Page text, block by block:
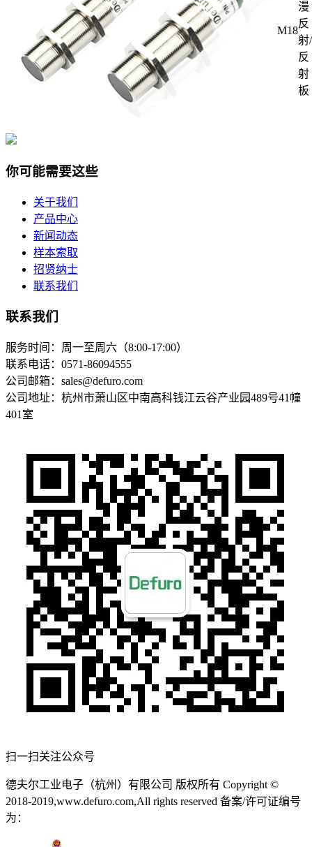
M18
漫
反
射/
反
射
板
你可能需要这些
关于我们
产品中心
新闻动态
样本索取
招贤纳士
联系我们
联系我们
服务时间：周一至周六（8:00-17:00）
联系电话：0571-86094555
公司邮箱：sales@defuro.com
公司地址：杭州市萧山区中南高科钱江云谷产业园489号41幢
401室
扫一扫关注公众号
德夫尔工业电子（杭州）有限公司 版权所有 Copyright ©
2018-2019,www.defuro.com,All rights reserved 备案/许可证编号
为：